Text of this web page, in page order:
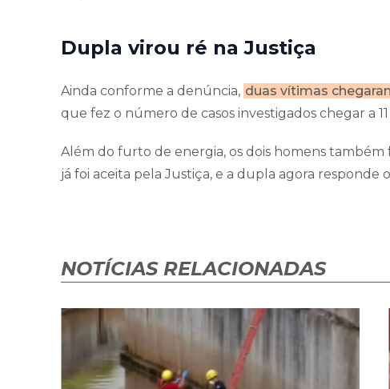
Dupla virou ré na Justiça
Ainda conforme a denúncia, duas vítimas
que fez o número de casos investigados chegar a
Além do furto de energia, os dois homens
já foi aceita pela Justiça, e a dupla agora responde
NOTÍCIAS RELACIONADAS